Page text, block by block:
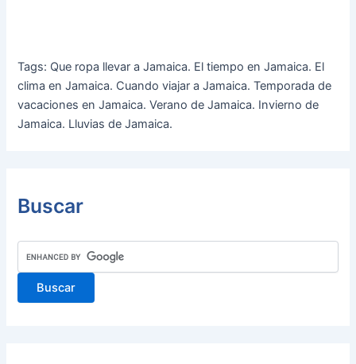
Tags: Que ropa llevar a Jamaica. El tiempo en Jamaica. El
clima en Jamaica. Cuando viajar a Jamaica. Temporada de
vacaciones en Jamaica. Verano de Jamaica. Invierno de
Jamaica. Lluvias de Jamaica.
Buscar